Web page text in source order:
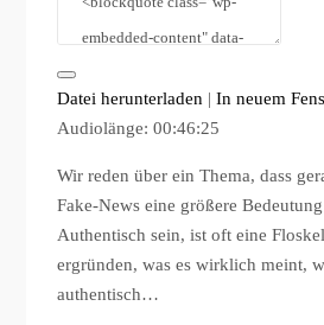
Datei herunterladen |In neuem
Audiolänge: 00:46:25
Wir reden über ein Thema, dass
Fake-News eine größere
Authentisch sein, ist oft eine
ergründen, was es wirklich meint,
authentisch…